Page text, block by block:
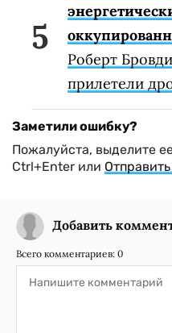
Роберт
прилетели
Заметили ошибку?
Пожалуйста, выделите
Ctrl+Enter или
Добавить
Всего комментариев: 0